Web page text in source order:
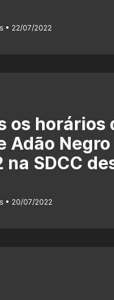
22/07/2022
os horários
Adão Negro
na SDCC
20/07/2022